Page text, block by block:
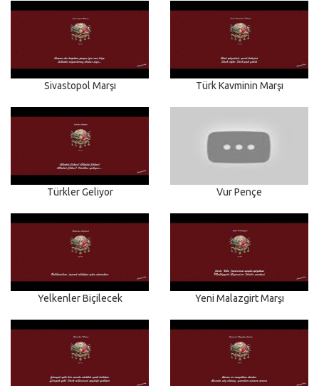
Sivastopol Marşı Türk Kavminin Marşı
Türkler Geliyor Vur Pençe
Yelkenler Biçilecek Yeni Malazgirt Marşı